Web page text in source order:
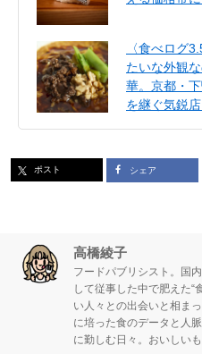
〈食べログ
たいな外観
華。京都・
を継ぐ気鋭
ポスト シェア
高橋綾子
フードパブリシスト。国
して従事した中で肥えた“
い人々との出会いと相ま
に培った食のデータと人
に勤しむ日々。おいしい